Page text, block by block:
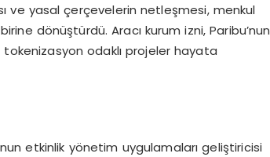
ve yasal çerçevelerin netleşmesi, menkul
dönüştürdü. Aracı kurum izni, Paribu’nun
odaklı projeler hayata
etkinlik yönetim uygulamaları geliştiricisi